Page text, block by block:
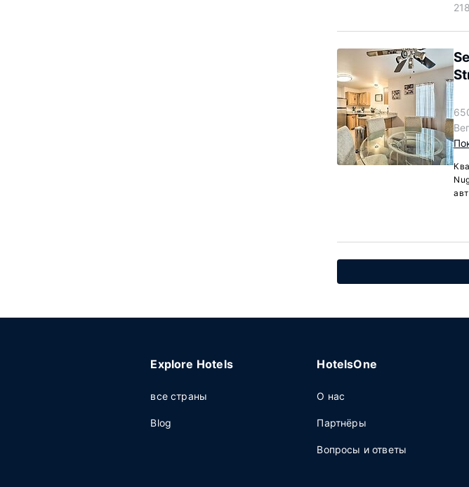
Explore Hotels
все страны
Blog
HotelsOne
О нас
Партнёры
Вопросы и ответы